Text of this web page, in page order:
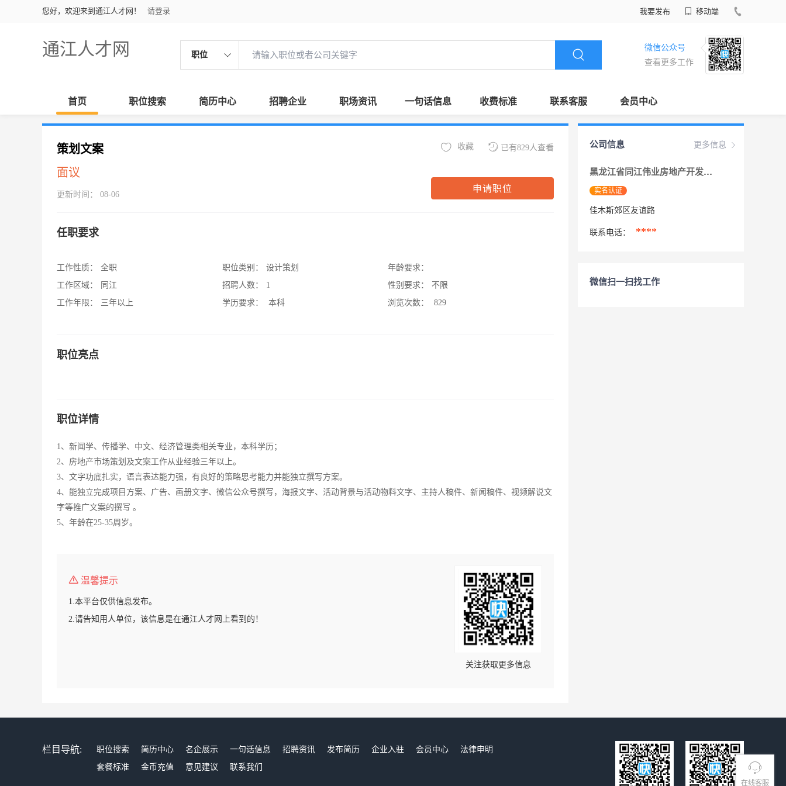
您好，欢迎来到通江人才网！ 请登录 我要发布 移动端
通江人才网 职位
微信公众号
查看更多工作
首页 职位搜索 简历中心 招聘企业 职场资讯 一句话信息 收费标准 联系客服 会员中心
在线客服
策划文案
面议
更新时间： 08-06
已有829人查看
收藏
申请职位
任职要求
工作性质：
全职
工作区域：
同江
工作年限：
三年以上
职位类别：
设计策划
招聘人数：
1
学历要求：
本科
年龄要求：
性别要求：
不限
浏览次数：
829
职位亮点
职位详情
1、新闻学、传播学、中文、经济管理类相关专业，本科学历；
2、房地产市场策划及文案工作从业经验三年以上。
3、文字功底扎实，语言表达能力强，有良好的策略思考能力并能独立撰写方案。
4、能独立完成项目方案、广告、画册文字、微信公众号撰写，海报文字、活动背景与活动物料文字、主持人稿件、新闻稿件、视频解说文
字等推广文案的撰写 。
5、年龄在25-35周岁。
温馨提示
1.本平台仅供信息发布。
2.请告知用人单位，该信息是在通江人才网上看到的！
关注获取更多信息
更多信息
公司信息
黑龙江省同江伟业房地产开发股份有限公司
实名认证
佳木斯郊区友谊路
联系电话： ****
微信扫一扫找工作
栏目导航: 职位搜索 简历中心 名企展示 一句话信息 招聘资讯 发布简历 企业入驻 会员中心
法律申明
套餐标准
金币充值 意见建议 联系我们